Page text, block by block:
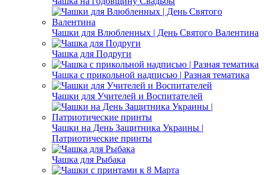
Чашки для Влюбленных | День Святого Валентина
Чашка для Подруги
Чашка с прикольной надписью | Разная тематика
Чашки для Учителей и Воспитателей
Чашки на День Защитника Украины |
Патриотические принты
Чашка для Рыбака